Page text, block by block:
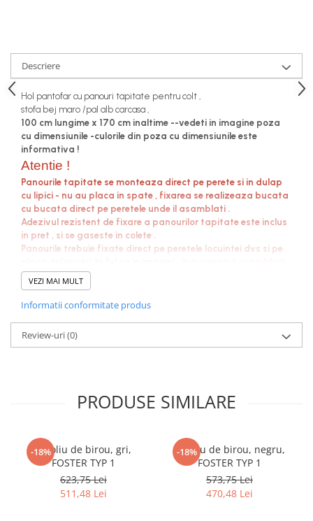
Suporturi saltea/Somiere/Gratii
pentru pat
Mobilier Hol/Cuiere
Banci pentru asteptare
Colectia casmir -seturi
cuiere/mobila hol Rai casmir
Pantofare Hol
Set mobilier Hol modern cu
panouri tapitate
Seturi hol cuiere
Fotolii
Birouri
Birouri pe colt
Canapele birou
rafturi/etajere carti
Scaune conferinta-vizitator
Seturi mobilier birou complet
Camera copiilor
Descriere
Hol pantofar cu panouri tapitate pentru colt ,
stofa bej maro /pal alb carcasa ,
100 cm lungime x 170 cm inaltime --vedeti in imagine poza
cu dimensiunile -culorile din poza cu dimensiunile este
informativa !
Atentie !
Panourile tapitate se monteaza direct pe perete si in dulap
cu lipici - nu au placa in spate , fixarea se realizeaza bucata
cu bucata direct pe peretele unde il asamblati .
Adezivul rezistent de fixare a panourilor tapitate este inclus
in pret , si se gaseste in colete .
Panourile trebuie fixate direct pe peretele locuintei dvs si pe
la colturile panourilor turnati putin adeziv din recipient si
este fixat rapid .
Urmariti si schita de asamblare , usor de asamblat .
VEZI MAI MULT
Informatii conformitate produs
Review-uri(0)
PRODUSE SIMILARE
-18%
Fotoliu de birou, gri,
FOSTER TYP 1
623,75 Lei
511,48 Lei
-18%
Fotoliu de birou, negru,
FOSTER TYP 1
573,75 Lei
470,48 Lei